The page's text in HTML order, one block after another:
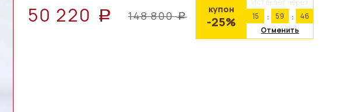
50 220 a 148 800 a
купон
-25%
15
59
46
Отменить